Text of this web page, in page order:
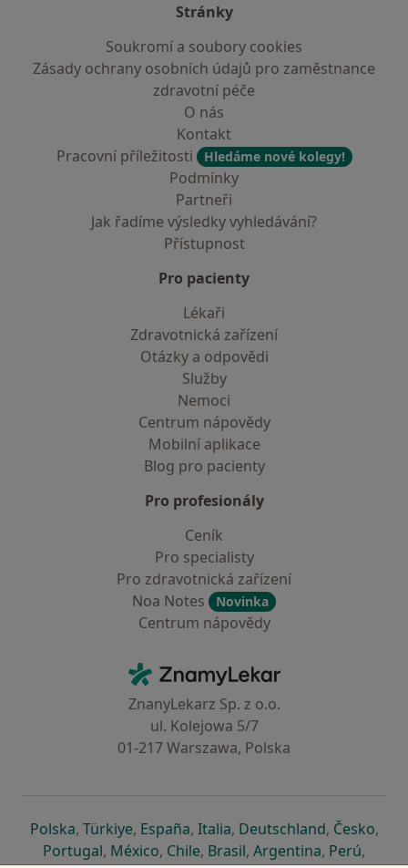
Stránky
Soukromí a soubory cookies
Zásady ochrany osobních údajů pro zaměstnance
zdravotní péče
O nás
Kontakt
Pracovní příležitosti
Hledáme nové kolegy!
Podmínky
Partneři
Jak řadíme výsledky vyhledávání?
Přístupnost
Pro pacienty
Lékaři
Zdravotnická zařízení
Otázky a odpovědi
Služby
Nemoci
Centrum nápovědy
Mobilní aplikace
Blog pro pacienty
Pro profesionály
Ceník
Pro specialisty
Pro zdravotnická zařízení
Noa Notes
Novinka
Centrum nápovědy
ZnamyLekar - Hlavní stránka
ZnanyLekarz Sp. z o.o.
ul. Kolejowa 5/7
01-217 Warszawa, Polska
Polskase otevře v nové záložce
, Türkiyese otevře v nové záložce
, Españase otevře v nové záložce
, Italiase otevře v nové záložce
, Deutschlandse otevře v
, Českose
,
Portugalse otevře v nové záložce
, Méxicose otevře v nové záložce
, Chilese otevře v nové záložce
, Brasilse otevře v nové
, Argentinase otevře v
, Perúse
,